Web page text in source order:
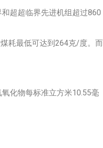
超超临界先进机组超过860
耗最低可达到264克/度。而
化物每标准立方米10.55毫